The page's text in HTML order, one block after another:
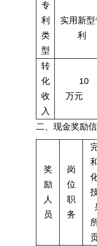
专
利
类
型
实用新型
利
转
化
收
入
10
万元
二、现金奖励
奖
励
人
员
岗
位
职
务